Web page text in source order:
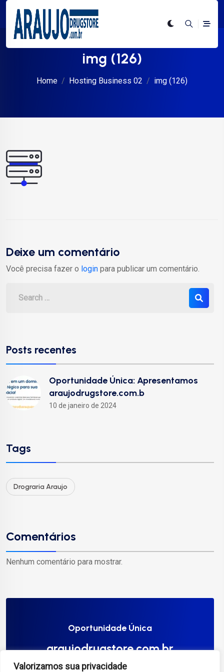
Valorizamos sua privacidade
img (126)
Home Hosting Business 02 img (126)
Deixe um comentário
Você precisa fazer o login para publicar um comentário.
Posts recentes
Oportunidade Única: Apresentamos
araujodrugstore.com.b
10 de janeiro de 2024
Tags
Drograria Araujo
Comentários
Nenhum comentário para mostrar.
Oportunidade Única
araujodrugstore.com.br